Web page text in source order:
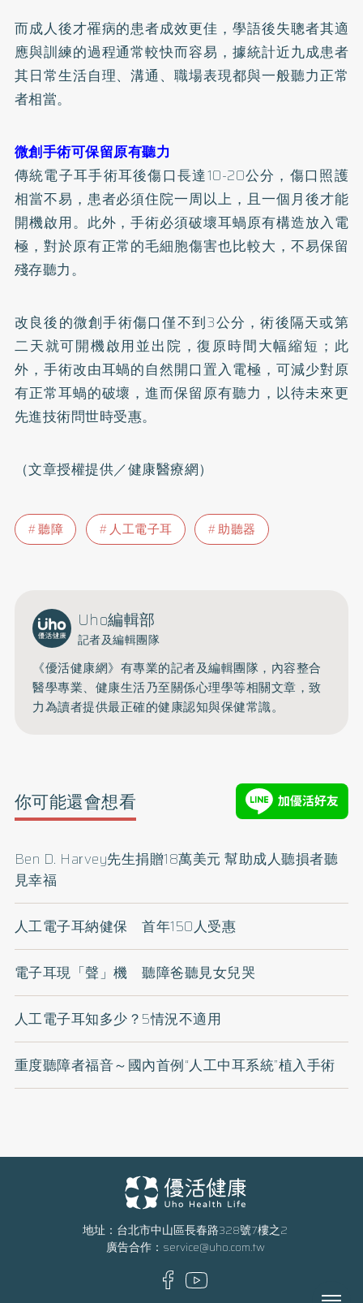
而成人後才罹病的患者成效更佳，學語後失聰者其適
應與訓練的過程通常較快而容易，據統計近九成患者
其日常生活自理、溝通、職場表現都與一般聽力正常
者相當。
微創手術可保留原有聽力
傳統電子耳手術耳後傷口長達10-20公分，傷口照護
相當不易，患者必須住院一周以上，且一個月後才能
開機啟用。此外，手術必須破壞耳蝸原有構造放入電
極，對於原有正常的毛細胞傷害也比較大，不易保留
殘存聽力。
改良後的微創手術傷口僅不到3公分，術後隔天或第
二天就可開機啟用並出院，復原時間大幅縮短；此
外，手術改由耳蝸的自然開口置入電極，可減少對原
有正常耳蝸的破壞，進而保留原有聽力，以待未來更
先進技術問世時受惠。
（文章授權提供／健康醫療網）
聽障 人工電子耳 助聽器
Uho編輯部
記者及編輯團隊
《優活健康網》有專業的記者及編輯團隊，內容整合
醫學專業、健康生活乃至關係心理學等相關文章，致
力為讀者提供最正確的健康認知與保健常識。
你可能還會想看
Ben D. Harvey先生捐贈18萬美元 幫助成人聽損者聽
見幸福
人工電子耳納健保 首年150人受惠
電子耳現「聲」機 聽障爸聽見女兒哭
人工電子耳知多少？5情況不適用
重度聽障者福音～國內首例“人工中耳系統”植入手術
地址：台北市中山區長春路328號7樓之2
廣告合作： service@uho.com.tw